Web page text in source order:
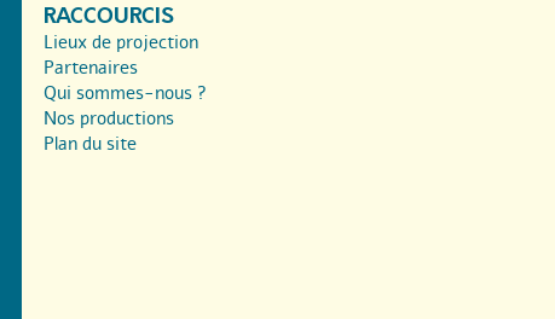
RACCOURCIS
Lieux de projection
Partenaires
Qui sommes-nous ?
Nos productions
Plan du site